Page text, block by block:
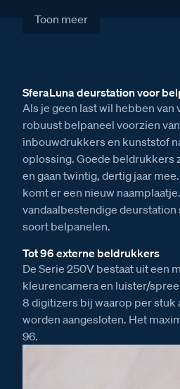
Stroomafname in rust (mA)
Toon meer
SferaLuna deurstation voor
Als je geen last wil hebben van
robuust belpaneel voorzien
inbouwdrukkers en kunststof
oplossing. Goede beldrukkers
en gaan twintig, dertig jaar
komt er een nieuw
vandaalbestendige
soort belpanelen.
Tot 96 externe beldrukkers
De Serie 250V bestaat uit een
kleurencamera en luister/
8 digitizers bij waarop per stuk
worden aangesloten. Het
96.